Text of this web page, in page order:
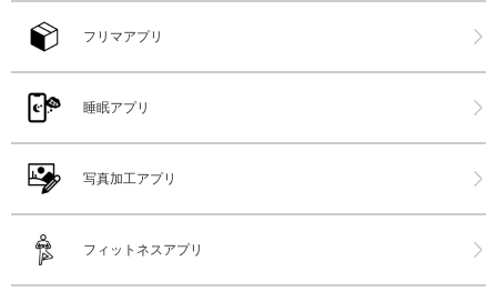
フリマアプリ
睡眠アプリ
写真加工アプリ
フィットネスアプリ